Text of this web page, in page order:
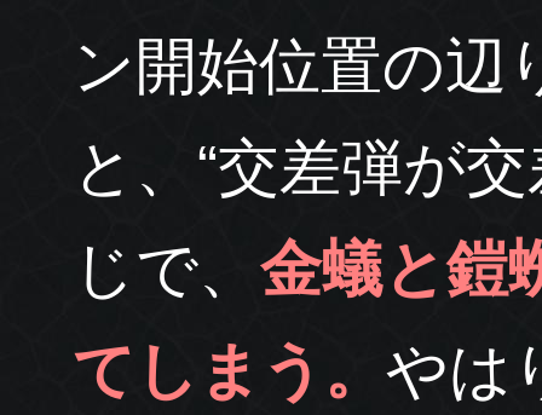
ン開始位置の辺
と、“交差弾が
じで、 金蟻と鎧
てしまう。 やは